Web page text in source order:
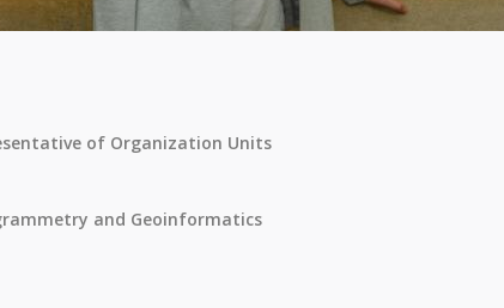
of Organization Units
and Geoinformatics